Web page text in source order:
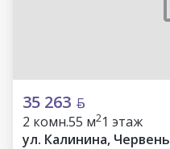
35 263
2 комн.55 м21 этаж
ул. Калинина, Червень